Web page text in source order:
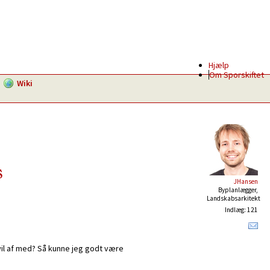
Hjælp
Om Sporskiftet
Wiki
JHansen
Byplanlægger,
Landskabsarkitekt
Indlæg: 121
af med? Så kunne jeg godt være